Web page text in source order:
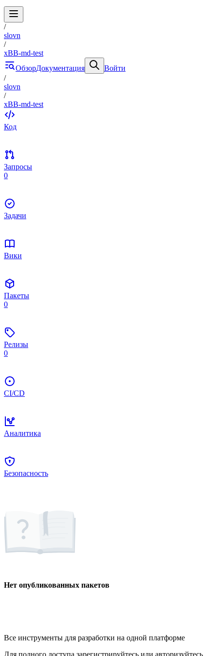
/
slovn
/
xBB-md-test
ОбзорДокументация
Войти
/
slovn
/
xBB-md-test
Код
Запросы
0
Задачи
Вики
Пакеты
0
Релизы
0
CI/CD
Аналитика
Безопасность
Нет опубликованных пакетов
Все инструменты для разработки на одной платформе
Для полного доступа зарегистрируйтесь или авторизуйтесь